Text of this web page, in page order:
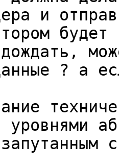
и
? а
уровнями